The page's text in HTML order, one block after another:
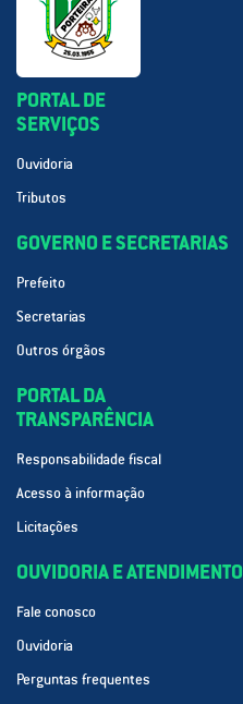
PORTAL DE
SERVIÇOS
Ouvidoria
Tributos
GOVERNO E SECRETARIAS
Prefeito
Secretarias
Outros órgãos
PORTAL DA
TRANSPARÊNCIA
Responsabilidade fiscal
Acesso à informação
Licitações
OUVIDORIA E ATENDIMENTO
Fale conosco
Ouvidoria
Perguntas frequentes